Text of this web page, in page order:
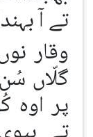
تے آ
وقار
گلّاں
پر اوہ